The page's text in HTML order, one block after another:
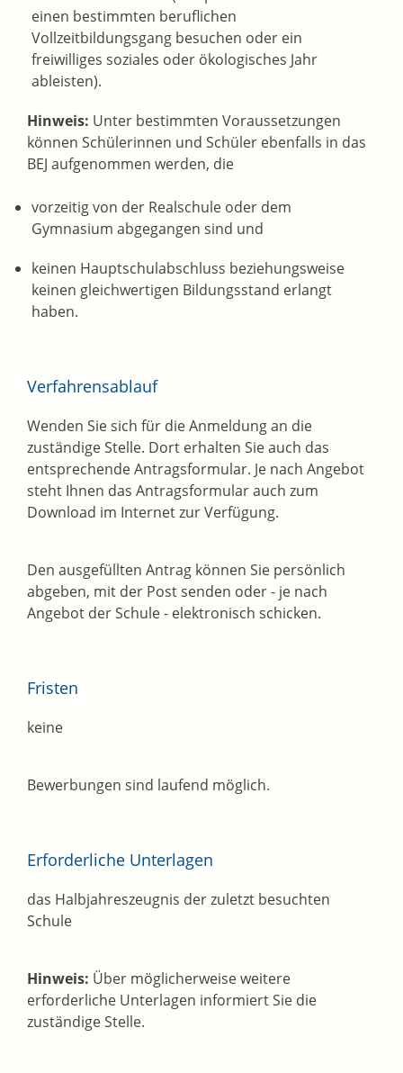
einen bestimmten beruflichen
Vollzeitbildungsgang besuchen oder ein
freiwilliges soziales oder ökologisches Jahr
ableisten).
Hinweis: Unter bestimmten Voraussetzungen
können Schülerinnen und Schüler ebenfalls in das
BEJ aufgenommen werden, die
vorzeitig von der Realschule oder dem
Gymnasium abgegangen sind und
keinen Hauptschulabschluss beziehungsweise
keinen gleichwertigen Bildungsstand erlangt
haben.
Verfahrensablauf
Wenden Sie sich für die Anmeldung an die
zuständige Stelle. Dort erhalten Sie auch das
entsprechende Antragsformular. Je nach Angebot
steht Ihnen das Antragsformular auch zum
Download im Internet zur Verfügung.
Den ausgefüllten Antrag können Sie persönlich
abgeben, mit der Post senden oder - je nach
Angebot der Schule - elektronisch schicken.
Fristen
keine
Bewerbungen sind laufend möglich.
Erforderliche Unterlagen
das Halbjahreszeugnis der zuletzt besuchten
Schule
Hinweis: Über möglicherweise weitere
erforderliche Unterlagen informiert Sie die
zuständige Stelle.